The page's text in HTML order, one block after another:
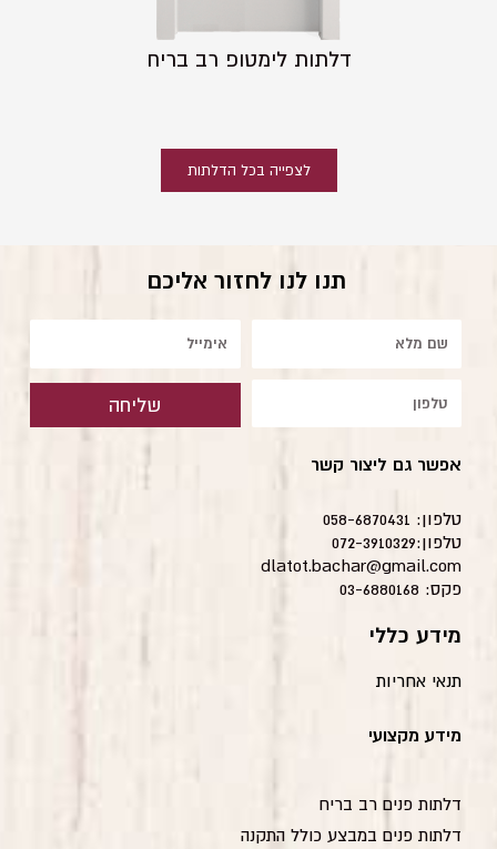
דלתות לימטופ רב בריח
לצפייה בכל הדלתות
תנו לנו לחזור אליכם
שליחה
אפשר גם ליצור קשר
טלפון: 058-6870431
טלפון:072-3910329
dlatot.bachar@gmail.com
פקס: 03-6880168
מידע כללי
תנאי אחריות
מידע מקצועי
דלתות פנים רב בריח
דלתות פנים במבצע כולל התקנה